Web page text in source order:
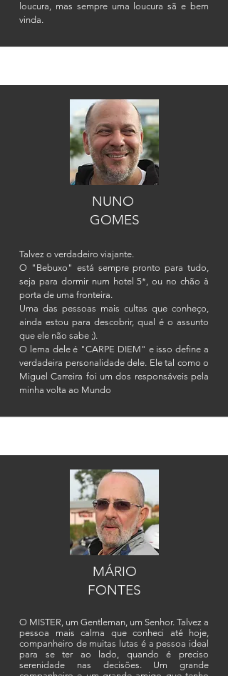
loucura, mas sempre uma loucura sã e bem
vinda.
NUNO
GOMES
Talvez o verdadeiro viajante.
O "Bebuxo" está sempre pronto para tudo,
seja para dormir num hotel 5*, ou no chão à
porta de uma fronteira.
Uma das pessoas mais cultas que conheço,
ainda estou para descobrir, qual é o assunto
que ele não sabe ;).
O lema dele é "CARPE DIEM" e isso define a
verdadeira personalidade dele. Ele tal como o
Miguel Carreira foi um dos responsáveis pela
minha volta ao Mundo
MÁRIO
FONTES
O MISTER, um Gentleman, um Senhor. Talvez a
pessoa mais calma que conheci até hoje,
companheiro de muitas lutas é a pessoa ideal
para se ter ao lado, quando é preciso
serenidade nas decisões. Um grande